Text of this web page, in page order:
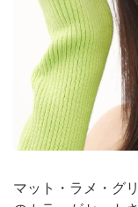
マット・ラメ・グ